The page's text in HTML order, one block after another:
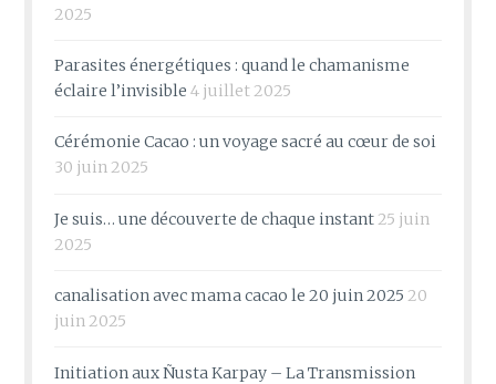
2025
Parasites énergétiques : quand le chamanisme
éclaire l’invisible 4 juillet 2025
Cérémonie Cacao : un voyage sacré au cœur de soi
30 juin 2025
Je suis… une découverte de chaque instant 25 juin
2025
canalisation avec mama cacao le 20 juin 2025 20
juin 2025
Initiation aux Ñusta Karpay – La Transmission